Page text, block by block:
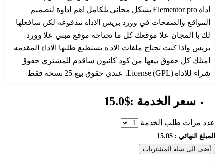
اداة Elementor pro بشكل مجاني بلكامل اهم اداوة لتصميم
المواقع والصفحات في وورد بريس الاداه مدفوعه لكن سافعلها
لك با المجان علا موقعك كل ما تحتاجه موقع مبني علا وورد
بريس واذا كنت تحتاج ملفات الاداه تستطيع طلبها الاداة المقدمه
امتلك كل حقوق بيعها من كود كانيون ساقدم للمشتري حقوق
شراء للاداه License (GPL). عندي حقوق بيع 25 نسخة فقط
سعر الخدمة :$15.0
عدد مرات طلب الخدمة
المبلغ النهائي : $15.0
أضف الى سلة المشتريات